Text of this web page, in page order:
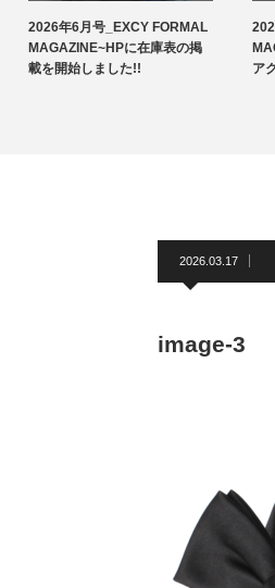
2026年6月号_EXCY FORMAL
MAGAZINE~HPに在庫表の掲
載を開始しました!!
ア
2026.03.17
image-3